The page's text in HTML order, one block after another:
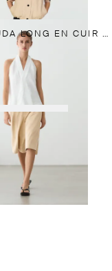
BERMUDA LONG EN CUIR FINITION DAIM